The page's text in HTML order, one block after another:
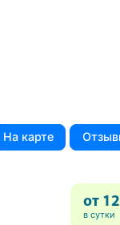
На карте
от
в сутки